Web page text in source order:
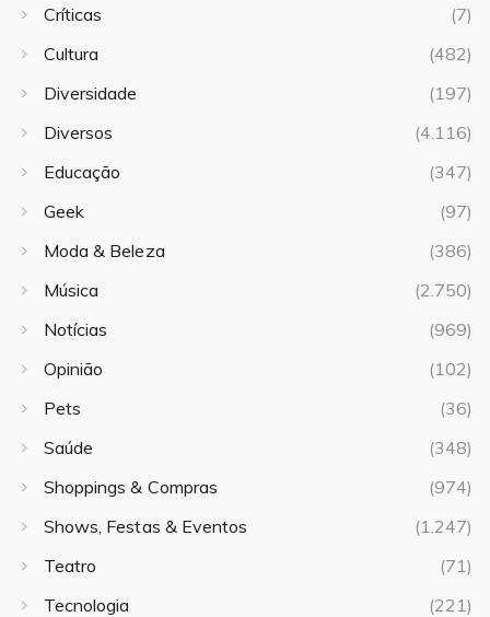
Críticas
(7)
Cultura
(482)
Diversidade
(197)
Diversos
(4.116)
Educação
(347)
Geek
(97)
Moda & Beleza
(386)
Música
(2.750)
Notícias
(969)
Opinião
(102)
Pets
(36)
Saúde
(348)
Shoppings & Compras
(974)
Shows, Festas & Eventos
(1.247)
Teatro
(71)
Tecnologia
(221)